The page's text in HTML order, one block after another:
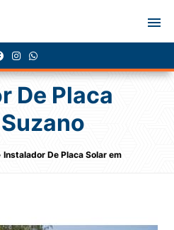
De Placa
Instalador De Placa Solar em